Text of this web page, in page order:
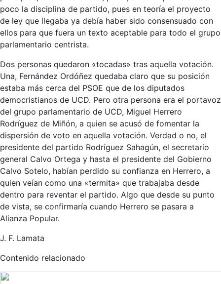
poco la disciplina de partido, pues en teoría el proyecto
de ley que llegaba ya debía haber sido consensuado con
ellos para que fuera un texto aceptable para todo el grupo
parlamentario centrista.
Dos personas quedaron «tocadas» tras aquella votación.
Una, Fernández Ordóñez quedaba claro que su posición
estaba más cerca del PSOE que de los diputados
democristianos de UCD. Pero otra persona era el portavoz
del grupo parlamentario de UCD, Miguel Herrero
Rodríguez de Miñón, a quien se acusó de fomentar la
dispersión de voto en aquella votación. Verdad o no, el
presidente del partido Rodríguez Sahagún, el secretario
general Calvo Ortega y hasta el presidente del Gobierno
Calvo Sotelo, habían perdido su confianza en Herrero, a
quien veían como una «termita» que trabajaba desde
dentro para reventar el partido. Algo que desde su punto
de vista, se confirmaría cuando Herrero se pasara a
Alianza Popular.
J. F. Lamata
Contenido relacionado